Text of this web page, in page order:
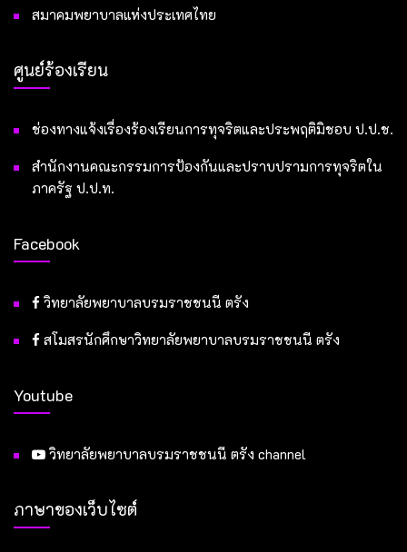
สมาคมพยาบาลแห่งประเทศไทย
ศูนย์ร้องเรียน
ช่องทางแจ้งเรื่องร้องเรียนการทุจริตและประพฤติมิชอบ ป.ป.ช.
สำนักงานคณะกรรมการป้องกันและปราบปรามการทุจริตใน
ภาครัฐ ป.ป.ท.
Facebook
วิทยาลัยพยาบาลบรมราชชนนี ตรัง
สโมสรนักศึกษาวิทยาลัยพยาบาลบรมราชชนนี ตรัง
Youtube
วิทยาลัยพยาบาลบรมราชชนนี ตรัง channel
ภาษาของเว็บไซต์